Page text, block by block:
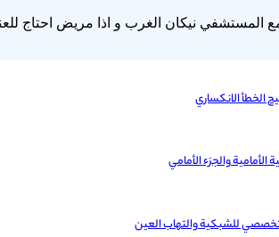
الخطأ الانكساري
الأمامية والجزء الأمامي
للشبكية والتهاب العین
نيكان الغرب و اذا مريض احتاج
للرفاهيه للمرضي الكرام هناك يوجد تواصل